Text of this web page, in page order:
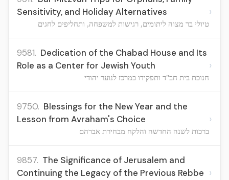
Sensitivity, and Holiday Alternatives
טיולי בר מצוה ליתומים, רגישות למשפחה, ותחליפים לחגים
›
9581. Dedication of the Chabad House and Its
Role as a Center for Jewish Youth
חנוכת בית חב"ד ותפקידו כמרכז לנוער יהודי
›
9750. Blessings for the New Year and the
Lesson from Avraham's Choice
ברכות לשנה החדשה והלקח מבחירת אברהם
›
9857. The Significance of Jerusalem and
Continuing the Legacy of the Previous Rebbe ›